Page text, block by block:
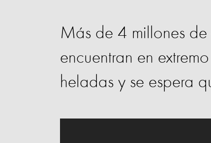
Más de 4 millones
encuentran en
heladas y se espera